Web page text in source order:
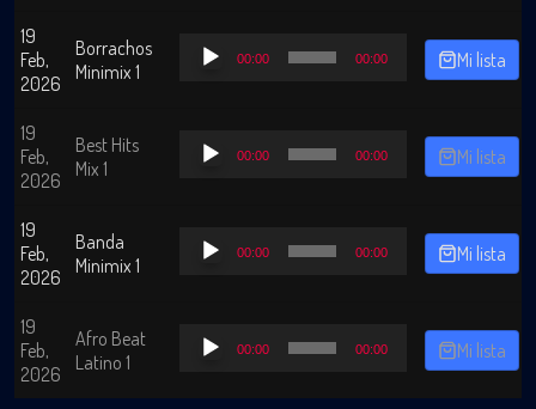
19
Feb,
2026
Borrachos
Minimix 1
Reproductor
00:00 00:00 Mi lista
19
Feb,
2026
Best Hits
Mix 1
Reproductor
00:00 00:00 Mi lista
19
Feb,
2026
Banda
Minimix 1
Reproductor
00:00 00:00 Mi lista
19
Feb,
2026
Afro Beat
Latino 1
Reproductor
00:00 00:00 Mi lista